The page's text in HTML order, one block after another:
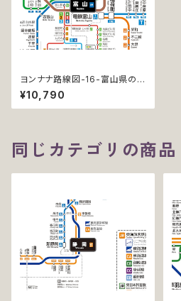
ヨンナナ路線図-16-富山県の鉄
道 (Toyama / デジタル / PR
O)
¥10,790
同じカテゴリの商品